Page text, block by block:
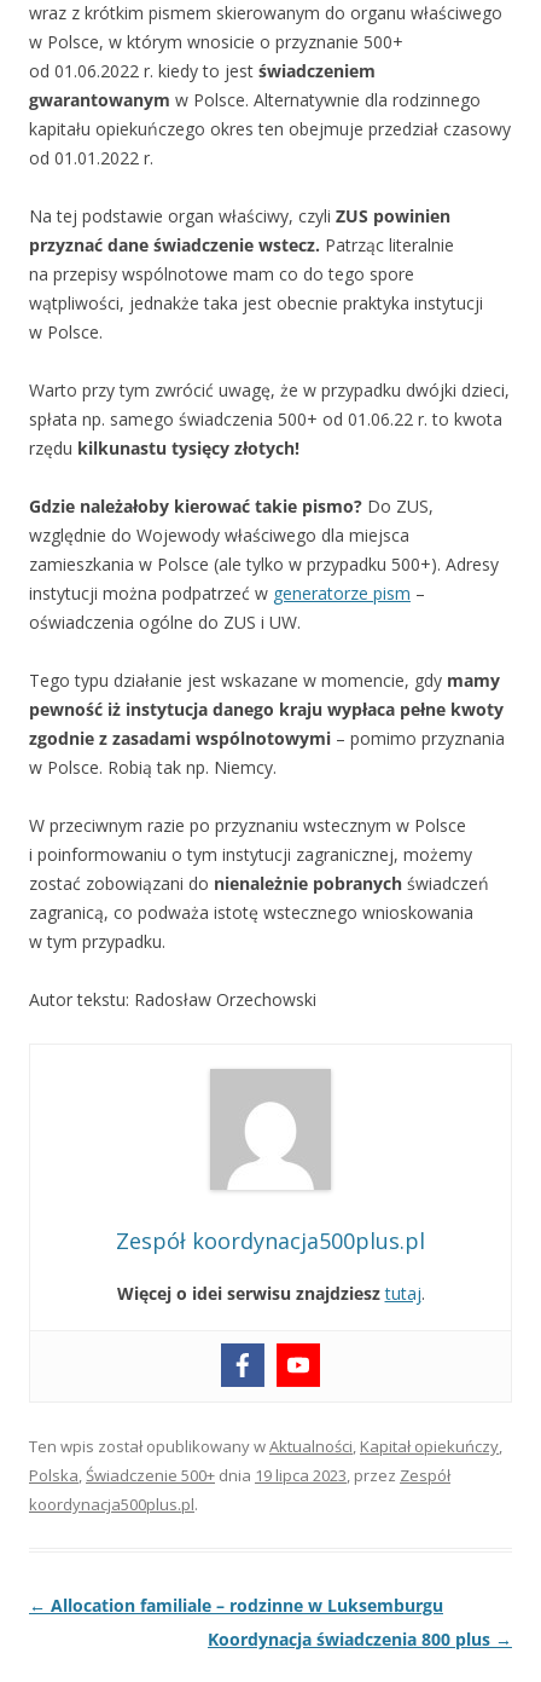
wraz z krótkim pismem skierowanym do organu właściwego
w Polsce, w którym wnosicie o przyznanie 500+
od 01.06.2022 r. kiedy to jest świadczeniem
gwarantowanym w Polsce. Alternatywnie dla rodzinnego
kapitału opiekuńczego okres ten obejmuje przedział czasowy
od 01.01.2022 r.
Na tej podstawie organ właściwy, czyli ZUS powinien
przyznać dane świadczenie wstecz. Patrząc literalnie
na przepisy wspólnotowe mam co do tego spore
wątpliwości, jednakże taka jest obecnie praktyka instytucji
w Polsce.
Warto przy tym zwrócić uwagę, że w przypadku dwójki dzieci,
spłata np. samego świadczenia 500+ od 01.06.22 r. to kwota
rzędu kilkunastu tysięcy złotych!
Gdzie należałoby kierować takie pismo? Do ZUS,
względnie do Wojewody właściwego dla miejsca
zamieszkania w Polsce (ale tylko w przypadku 500+). Adresy
instytucji można podpatrzeć w generatorze pism –
oświadczenia ogólne do ZUS i UW.
Tego typu działanie jest wskazane w momencie, gdy mamy
pewność iż instytucja danego kraju wypłaca pełne kwoty
zgodnie z zasadami wspólnotowymi – pomimo przyznania
w Polsce. Robią tak np. Niemcy.
W przeciwnym razie po przyznaniu wstecznym w Polsce
i poinformowaniu o tym instytucji zagranicznej, możemy
zostać zobowiązani do nienależnie pobranych świadczeń
zagranicą, co podważa istotę wstecznego wnioskowania
w tym przypadku.
Autor tekstu: Radosław Orzechowski
Zespół koordynacja500plus.pl
Więcej o idei serwisu znajdziesz tutaj.
Ten wpis został opublikowany wAktualności, Kapitał opiekuńczy,
Polska,Świadczenie 500+ dnia 19 lipca 2023, przez Zespół
koordynacja500plus.pl.
Nawigacja
← Allocation familiale – rodzinne w Luksemburgu
Koordynacja świadczenia 800 plus →